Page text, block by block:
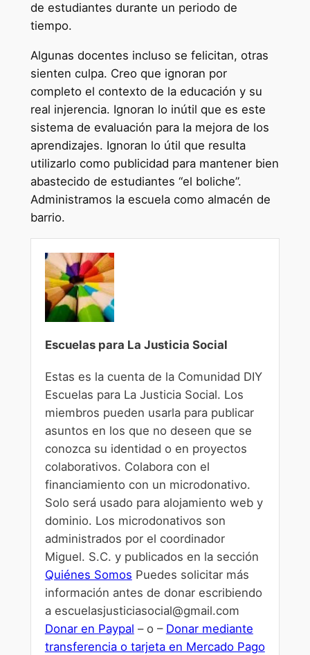
de estudiantes durante un periodo de
tiempo.
Algunas docentes incluso se felicitan, otras
sienten culpa. Creo que ignoran por
completo el contexto de la educación y su
real injerencia. Ignoran lo inútil que es este
sistema de evaluación para la mejora de los
aprendizajes. Ignoran lo útil que resulta
utilizarlo como publicidad para mantener bien
abastecido de estudiantes “el boliche”.
Administramos la escuela como almacén de
barrio.
Escuelas para La Justicia Social
Estas es la cuenta de la Comunidad DIY
Escuelas para La Justicia Social. Los
miembros pueden usarla para publicar
asuntos en los que no deseen que se
conozca su identidad o en proyectos
colaborativos. Colabora con el
financiamiento con un microdonativo.
Solo será usado para alojamiento web y
dominio. Los microdonativos son
administrados por el coordinador
Miguel. S.C. y publicados en la sección
Quiénes Somos Puedes solicitar más
información antes de donar escribiendo
a escuelasjusticiasocial@gmail.com
Donar en Paypal – o – Donar mediante
transferencia o tarjeta en Mercado Pago